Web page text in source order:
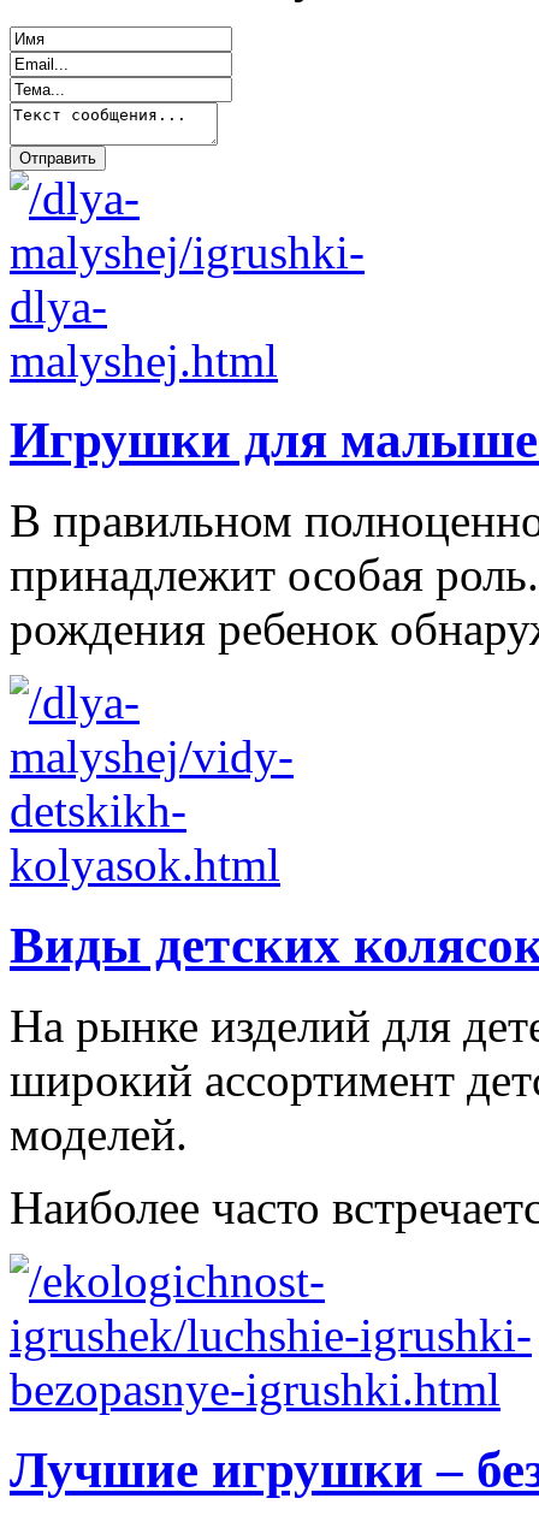
Игрушки для
В правильном
принадлежит особая
рождения ребенок
Виды детских
На рынке изделий для
широкий ассортимент
моделей.
Наиболее часто
Лучшие игрушки –